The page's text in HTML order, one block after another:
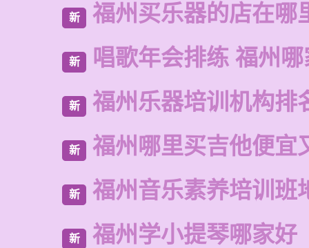
新 福州买乐器的店在哪
新 唱歌年会排练 福州
新 福州乐器培训机构排
新 福州哪里买吉他便宜
新 福州音乐素养培训班
新 福州学小提琴哪家好